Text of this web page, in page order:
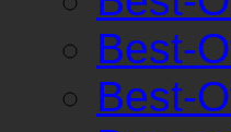
Best-
Best-